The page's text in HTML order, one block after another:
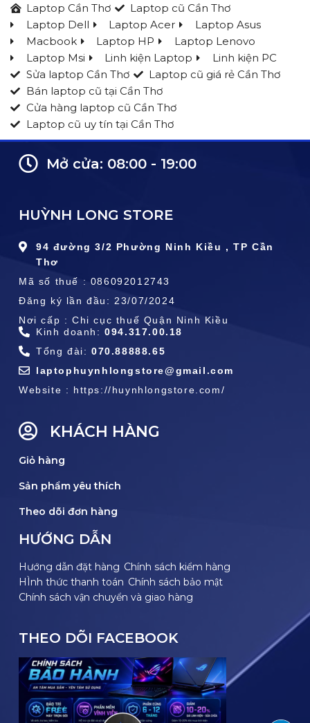
Laptop Cần Thơ
Laptop cũ Cần Thơ
Laptop Dell
Laptop Acer
Laptop Asus
Macbook
Laptop HP
Laptop Lenovo
Laptop Msi
Linh kiện Laptop
Linh kiện PC
Sửa laptop Cần Thơ
Laptop cũ giá rẻ Cần Thơ
Bán laptop cũ tại Cần Thơ
Cửa hàng laptop cũ Cần Thơ
Laptop cũ uy tín tại Cần Thơ
Mở cửa: 08:00 - 19:00
HUỲNH LONG STORE
94 đường 3/2 Phường Ninh Kiều , TP Cần
Thơ
Mã số thuế : 086092012743
Đăng ký lần đầu: 23/07/2024
Nơi cấp : Chi cục thuế Quận Ninh Kiều
Kinh doanh:094.317.00.18
Tổng đài: 070.88888.65
laptophuynhlongstore@gmail.com
Website : https://huynhlongstore.com/
KHÁCH HÀNG
Giỏ hàng
Sản phẩm yêu thích
Theo dõi đơn hàng
HƯỚNG DẪN
Hướng dẫn đặt hàng Chính sách kiểm hàng
HÌnh thức thanh toán Chính sách bảo mật
Chính sách vận chuyển và giao hàng
THEO DÕI FACEBOOK